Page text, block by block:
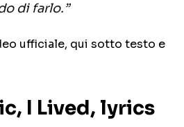
di farlo.”
ufficiale, qui sotto testo e
I Lived, lyrics